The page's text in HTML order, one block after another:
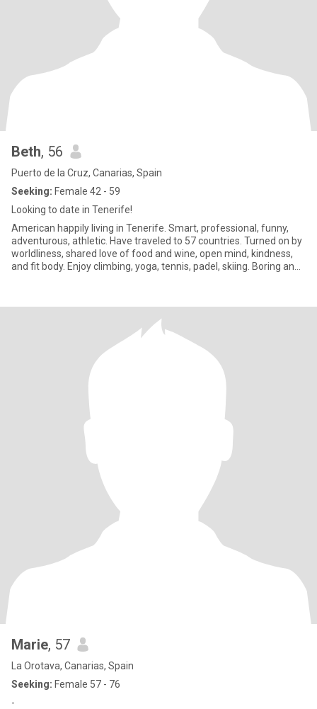
Beth, 56
Puerto de la Cruz, Canarias, Spain
Seeking: Female 42 - 59
Looking to date in Tenerife!
American happily living in Tenerife. Smart, professional, funny,
adventurous, athletic. Have traveled to 57 countries. Turned on by
worldliness, shared love of food and wine, open mind, kindness,
and fit body. Enjoy climbing, yoga, tennis, padel, skiing. Boring and
Marie, 57
La Orotava, Canarias, Spain
Seeking: Female 57 - 76
-